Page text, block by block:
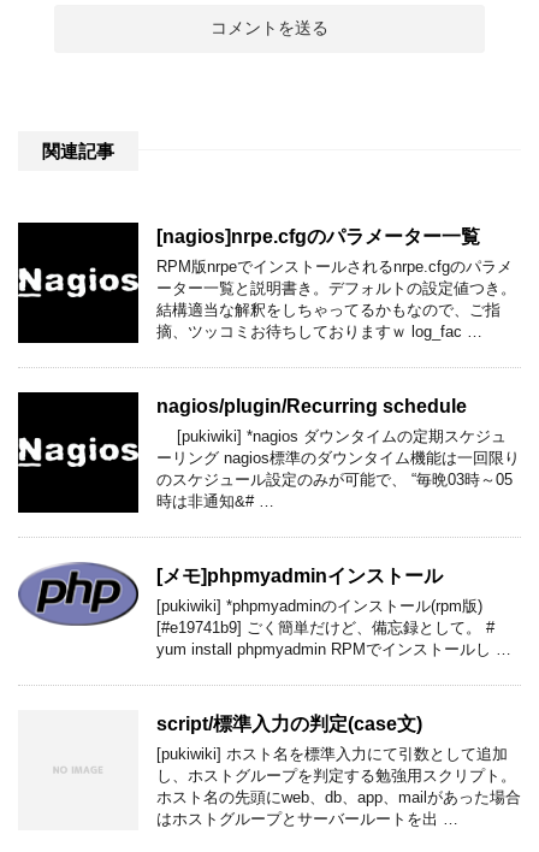
関連記事
[nagios]nrpe.cfgのパラメーター一覧
RPM版nrpeでインストールされるnrpe.cfgのパラメ
ーター一覧と説明書き。デフォルトの設定値つき。
結構適当な解釈をしちゃってるかもなので、ご指
摘、ツッコミお待ちしておりますｗ log_fac …
nagios​/plugin​/Recurring schedule
[pukiwiki] *nagios ダウンタイムの定期スケジュ
ーリング nagios標準のダウンタイム機能は一回限り
のスケジュール設定のみが可能で、 “毎晩03時～05
時は非通知&# …
[メモ]phpmyadmin​インストール
[pukiwiki] *phpmyadminのインストール(rpm版)
[#e19741b9] ごく簡単だけど、備忘録として。 #
yum install phpmyadmin RPMでインストールし …
script​/標準入力の判定(case文)
[pukiwiki] ホスト名を標準入力にて引数として追加
し、ホストグループを判定する勉強用スクリプト。
ホスト名の先頭にweb、db、app、mailがあった場合
はホストグループとサーバールートを出 …